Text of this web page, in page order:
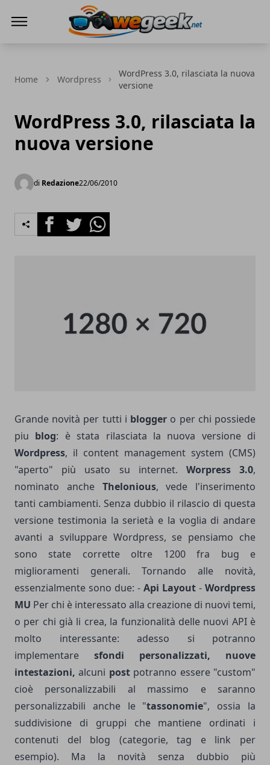
Home Wordpress
WordPress 3.0, rilasciata la nuova
versione
WordPress 3.0, rilasciata la
nuova versione
di Redazione22/06/2010
FacebookTwitterWhatsapp
Grande novità per tutti i blogger o per chi possiede
piu blog: è stata rilasciata la nuova versione di
Wordpress, il content management system (CMS)
"aperto" più usato su internet. Worpress 3.0,
nominato anche Thelonious, vede l'inserimento
tanti cambiamenti. Senza dubbio il rilascio di questa
versione testimonia la serietà e la voglia di andare
avanti a sviluppare Wordpress, se pensiamo che
sono state corrette oltre 1200 fra bug e
miglioramenti generali. Tornando alle novità,
essenzialmente sono due: - Api Layout - Wordpress
MU Per chi è interessato alla creazione di nuovi temi,
o per chi già li crea, la funzionalità delle nuovi API è
molto interessante: adesso si potranno
implementare sfondi personalizzati, nuove
intestazioni, alcuni post potranno essere "custom"
cioè personalizzabili al massimo e saranno
personalizzabili anche le "tassonomie", ossia la
suddivisione di gruppi che mantiene ordinati i
contenuti del blog (categorie, tag e link per
esempio). Ma la novità senza dubbio più